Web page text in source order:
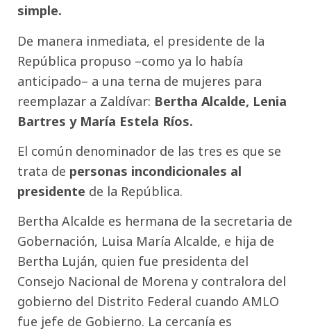
simple.
De manera inmediata, el presidente de la
República propuso –como ya lo había
anticipado– a una terna de mujeres para
reemplazar a Zaldívar: Bertha Alcalde, Lenia
Bartres y María Estela Ríos.
El común denominador de las tres es que se
trata de personas incondicionales al
presidente de la República.
Bertha Alcalde es hermana de la secretaria de
Gobernación, Luisa María Alcalde, e hija de
Bertha Luján, quien fue presidenta del
Consejo Nacional de Morena y contralora del
gobierno del Distrito Federal cuando AMLO
fue jefe de Gobierno. La cercanía es